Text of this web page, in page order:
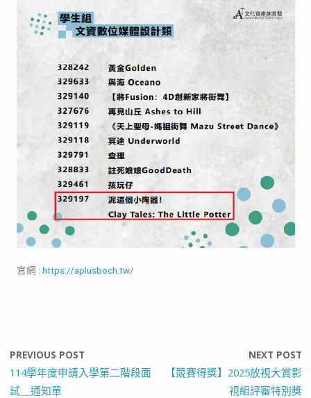
官網 : https://aplusboch.tw/
PREVIOUS POST
114學年度申請入學第二階段面
試＿通知單
NEXT POST
【競賽得獎】2025放視大賞影
視組評審特別獎